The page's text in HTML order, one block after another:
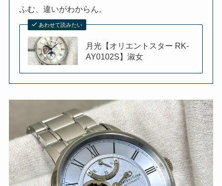
ふむ、違いがわからん。
あわせて読みたい
月光【オリエントスター RK-
AY0102S】淑女